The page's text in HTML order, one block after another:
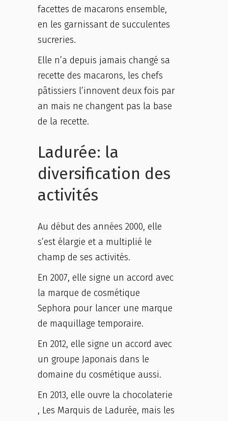
facettes de macarons ensemble,
en les garnissant de succulentes
sucreries.
Elle n’a depuis jamais changé sa
recette des macarons, les chefs
pâtissiers l’innovent deux fois par
an mais ne changent pas la base
de la recette.
Ladurée: la
diversification des
activités
Au début des années 2000, elle
s’est élargie et a multiplié le
champ de ses activités.
En 2007, elle signe un accord avec
la marque de cosmétique
Sephora pour lancer une marque
de maquillage temporaire.
En 2012, elle signe un accord avec
un groupe Japonais dans le
domaine du cosmétique aussi.
En 2013, elle ouvre la chocolaterie
, Les Marquis de Ladurée, mais les